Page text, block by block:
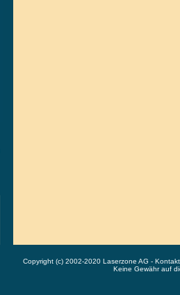
Copyright (c) 2002-2020 Laserzone AG -
Keine Gewähr auf